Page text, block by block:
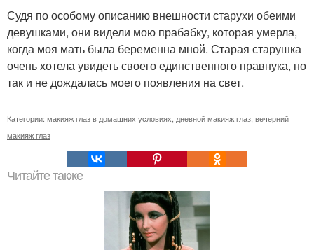
Судя по особому описанию внешности старухи обеими
девушками, они видели мою прабабку, которая умерла,
когда моя мать была беременна мной. Старая старушка
очень хотела увидеть своего единственного правнука, но
так и не дождалась моего появления на свет.
Категории: макияж глаз в домашних условиях дневной макияж глаз вечерний
макияж глаз
Читайте также